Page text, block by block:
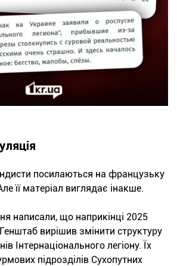
посилаються на французьку
її матеріал виглядає інакше.
написали, що наприкінці 2025
вирішив змінити структуру
Інтернаціонального легіону. Їх
підрозділів Сухопутних